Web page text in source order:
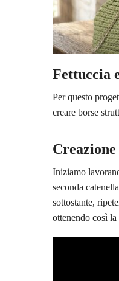
Fettuccia
Per questo
creare borse
Creazione
Iniziamo
seconda
sottostante,
ottenendo così la